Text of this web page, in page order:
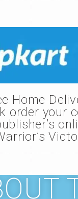
Home
order your